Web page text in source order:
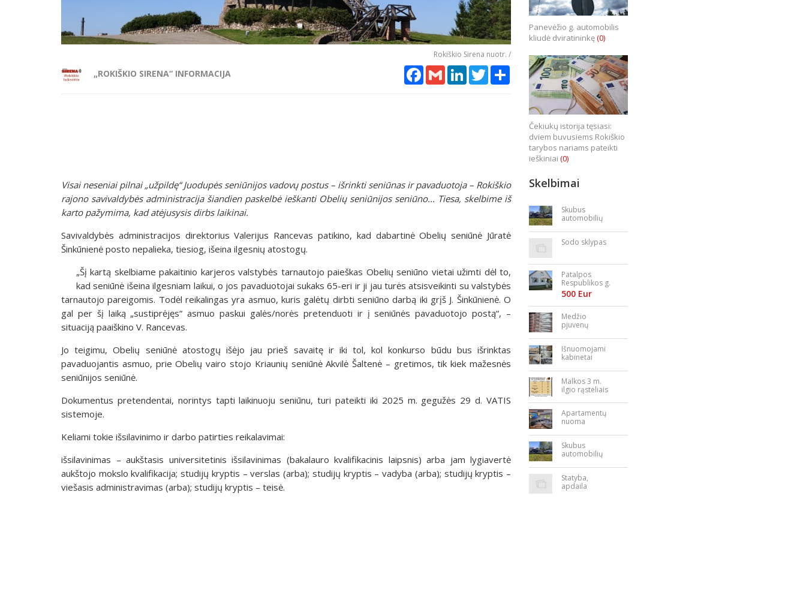
Rokiškio Sirena nuotr. /
„ROKIŠKIO SIRENA“ INFORMACIJA Facebook
GmailLinkedInTwitterShare
Visai neseniai pilnai „užpildę“ Juodupės seniūnijos vadovų postus – išrinkti seniūnas ir pavaduotoja – Rokiškio
rajono savivaldybės administracija šiandien paskelbė ieškanti Obelių seniūnijos seniūno... Tiesa, skelbime iš
karto pažymima, kad atėjusysis dirbs laikinai.
Savivaldybės administracijos direktorius Valerijus Rancevas patikino, kad dabartinė Obelių seniūnė Jūratė
Šinkūnienė posto nepalieka, tiesiog, išeina ilgesnių atostogų.
„Šį kartą skelbiame pakaitinio karjeros valstybės tarnautojo paieškas Obelių seniūno vietai užimti dėl to,
kad seniūnė išeina ilgesniam laikui, o jos pavaduotojai sukaks 65-eri ir ji jau turės atsisveikinti su valstybės
tarnautojo pareigomis. Todėl reikalingas yra asmuo, kuris galėtų dirbti seniūno darbą iki grįš J. Šinkūnienė. O
gal per šį laiką „sustiprėjęs“ asmuo paskui galės/norės pretenduoti ir į seniūnės pavaduotojo postą“, –
situaciją paaiškino V. Rancevas.
Jo teigimu, Obelių seniūnė atostogų išėjo jau prieš savaitę ir iki tol, kol konkurso būdu bus išrinktas
pavaduojantis asmuo, prie Obelių vairo stojo Kriaunių seniūnė Akvilė Šaltenė – gretimos, tik kiek mažesnės
seniūnijos seniūnė.
Dokumentus pretendentai, norintys tapti laikinuoju seniūnu, turi pateikti iki 2025 m. gegužės 29 d. VATIS
sistemoje.
Keliami tokie išsilavinimo ir darbo patirties reikalavimai:
išsilavinimas – aukštasis universitetinis išsilavinimas (bakalauro kvalifikacinis laipsnis) arba jam lygiavertė
aukštojo mokslo kvalifikacija; studijų kryptis – verslas (arba); studijų kryptis – vadyba (arba); studijų kryptis –
viešasis administravimas (arba); studijų kryptis – teisė.
Panevėžio g. automobilis
kliudė dviratininkę(0)
Čekiukų istorija tęsiasi:
dviem buvusiems Rokiškio
tarybos nariams pateikti
ieškiniai (0)
Skelbimai
Skubus
automobilių
Sodo sklypas
Patalpos
Respublikos g.
23
500 Eur
Medžio
pjuvenų
briketai
Išnuomojami
kabinetai
bės aikštėje
Malkos 3 m.
ilgio rąsteliais
Apartamentų
nuoma
Skubus
automobilių
Statyba,
apdaila